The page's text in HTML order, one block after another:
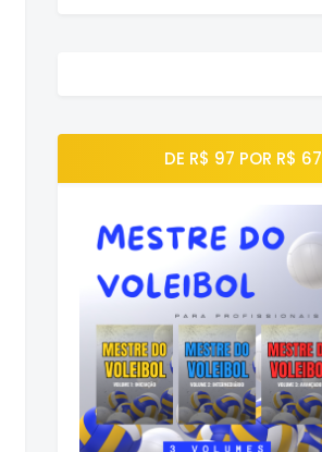
DE R$ 97 POR R$ 67